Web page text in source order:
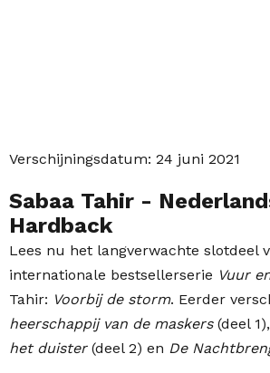
Verschijningsdatum: 24 juni 2021
Sabaa Tahir -
Hardback
Lees nu het langverwachte slotdeel
internationale bestsellerserie Vuur
Tahir: Voorbij de storm. Eerder
heerschappij van de maskers(deel 1),
het duister(deel 2) en De